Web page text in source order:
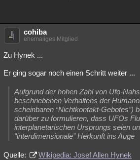
cohiba
ehemaliges Mitglied
Zu Hynek ...
Er ging sogar noch einen Schritt weiter ...
Aufgrund der hohen Zahl von Ufo-
beschriebenen Verhaltens der
scheinbaren “Nichtkontakt-Gebotes”)
darüber zu formulieren, dass UFOs
interplanetarischen Ursprungs seien
“interdimensionale” Herkunft ins Auge
Quelle: Wikipedia: Josef Allen Hynek